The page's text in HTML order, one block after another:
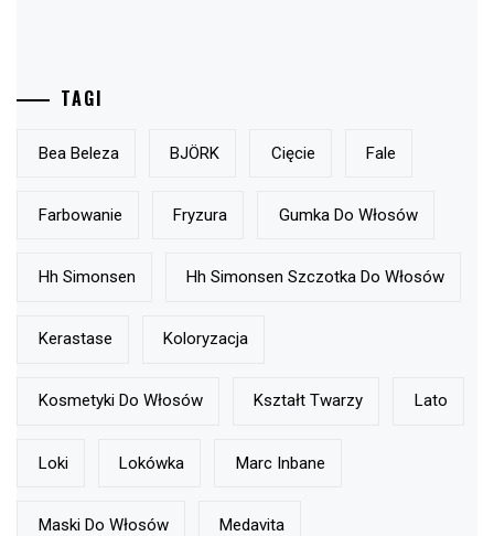
TAGI
Bea Beleza BJÖRK Cięcie Fale
Farbowanie Fryzura Gumka Do Włosów
Hh Simonsen Hh Simonsen Szczotka Do Włosów
Kerastase Koloryzacja
Kosmetyki Do Włosów Kształt Twarzy Lato
Loki Lokówka Marc Inbane
Maski Do Włosów Medavita